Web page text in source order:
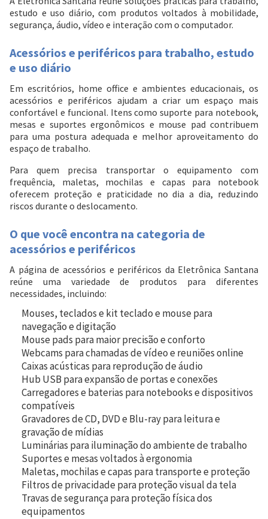
estudo e uso diário, com produtos voltados à mobilidade,
segurança, áudio, vídeo e interação com o computador.
Acessórios e periféricos para trabalho, estudo
e uso diário
Em escritórios, home office e ambientes educacionais, os
acessórios e periféricos ajudam a criar um espaço mais
confortável e funcional. Itens como suporte para notebook,
mesas e suportes ergonômicos e mouse pad contribuem
para uma postura adequada e melhor aproveitamento do
espaço de trabalho.
Para quem precisa transportar o equipamento com
frequência, maletas, mochilas e capas para notebook
oferecem proteção e praticidade no dia a dia, reduzindo
riscos durante o deslocamento.
O que você encontra na categoria de
acessórios e periféricos
A página de acessórios e periféricos da Eletrônica Santana
reúne uma variedade de produtos para diferentes
necessidades, incluindo:
Mouses, teclados e kit teclado e mouse para
navegação e digitação
Mouse pads para maior precisão e conforto
Webcams para chamadas de vídeo e reuniões online
Caixas acústicas para reprodução de áudio
Hub USB para expansão de portas e conexões
Carregadores e baterias para notebooks e dispositivos
compatíveis
Gravadores de CD, DVD e Blu-ray para leitura e
gravação de mídias
Luminárias para iluminação do ambiente de trabalho
Suportes e mesas voltados à ergonomia
Maletas, mochilas e capas para transporte e proteção
Filtros de privacidade para proteção visual da tela
Travas de segurança para proteção física dos
equipamentos